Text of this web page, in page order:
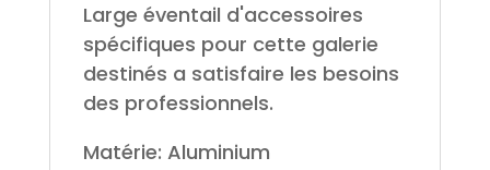
Large éventail d'accessoires
spécifiques pour cette galerie
destinés a satisfaire les besoins
des professionnels.
Matérie: Aluminium